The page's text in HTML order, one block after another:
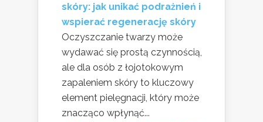
skóry: jak unikać podrażnień i
wspierać regenerację skóry
Oczyszczanie twarzy może
wydawać się prostą czynnością,
ale dla osób z łojotokowym
zapaleniem skóry to kluczowy
element pielęgnacji, który może
znacząco wpłynąć...